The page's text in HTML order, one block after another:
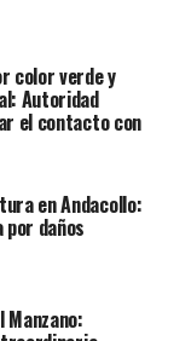
color verde y
Autoridad
el contacto con
en Andacollo:
daños
Manzano: